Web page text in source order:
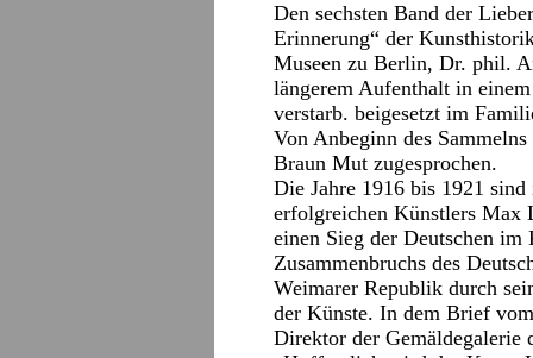
Den sechsten Band der
Erinnerung“ der
Museen zu Berlin, Dr. phil.
längerem Aufenthalt in
verstarb. beigesetzt im
Von Anbeginn des
Braun Mut zugesprochen.
Die Jahre 1916 bis 1921
erfolgreichen Künstlers Max
einen Sieg der Deutschen
Zusammenbruchs des
Weimarer Republik durch
der Künste. In dem Brief
Direktor der Gemäldegalerie